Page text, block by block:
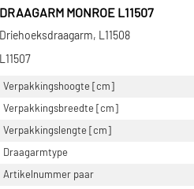
DRAAGARM MONROE L11507
Driehoeksdraagarm, L11508
L11507
Verpakkingshoogte [cm]
Verpakkingsbreedte [cm]
Verpakkingslengte [cm]
Draagarmtype
Artikelnummer paar